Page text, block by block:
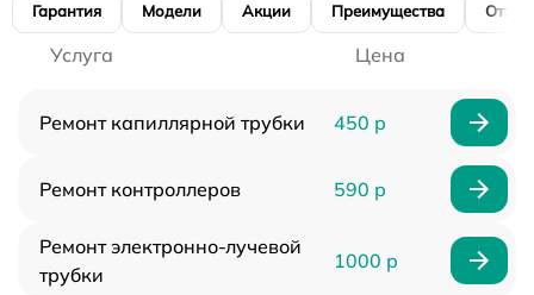
Гарантия Модели Акции Преимущества
Услуга Цена
Ремонт капиллярной трубки 450 р
Ремонт контроллеров 590 р
Ремонт электронно-лучевой
трубки
1000 р